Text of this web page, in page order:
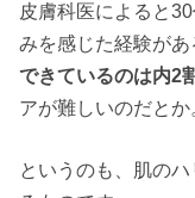
皮膚科医によると
みを感じた経験があ
できているのは内2
アが難しいのだとか
というのも、肌の